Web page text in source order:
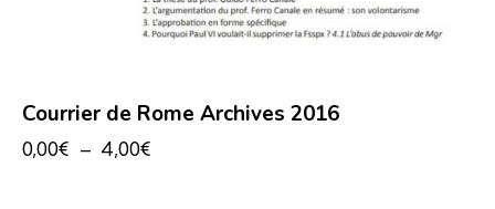
Courrier de Rome Archives 2016
0,00€ – 4,00€